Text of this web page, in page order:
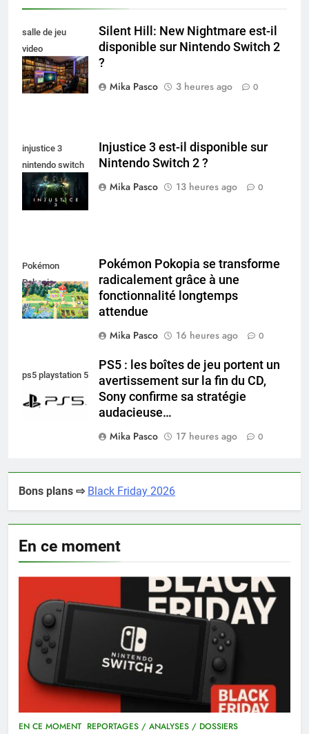
salle de jeu
video
collectionneur
Silent Hill: New Nightmare est-il
disponible sur Nintendo Switch 2
?
Mika Pasco
3 heures ago 0
injustice 3
nintendo switch
Injustice 3 est-il disponible sur
Nintendo Switch 2 ?
Mika Pasco
13 heures ago 0
Pokémon
Pokopia
Pokémon Pokopia se transforme
radicalement grâce à une
fonctionnalité longtemps
attendue
Mika Pasco
16 heures ago 0
ps5 playstation 5
PS5 : les boîtes de jeu portent un
avertissement sur la fin du CD,
Sony confirme sa stratégie
audacieuse…
Mika Pasco
17 heures ago 0
Bons plans ⇨ Black Friday 2026
En ce moment
EN CE MOMENT REPORTAGES / ANALYSES / DOSSIERS